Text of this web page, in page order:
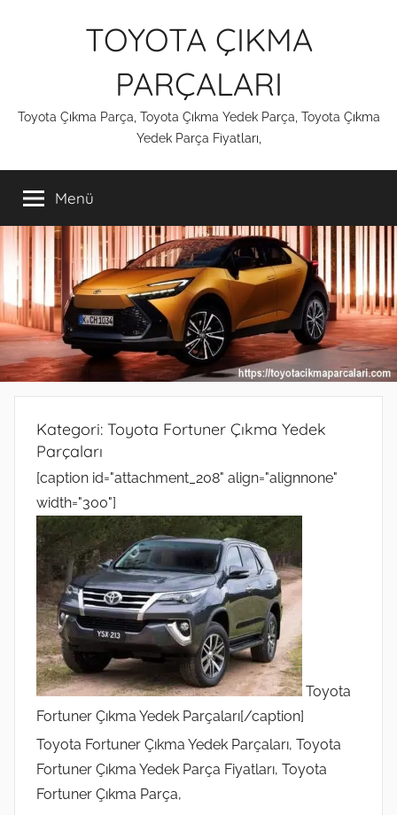
TOYOTA ÇIKMA
PARÇALARI
Toyota Çıkma Parça, Toyota Çıkma Yedek Parça, Toyota Çıkma
Yedek Parça Fiyatları,
Menü
Kategori: Toyota Fortuner Çıkma Yedek
Parçaları
[caption id="attachment_208" align="alignnone"
width="300"]
Toyota
Fortuner Çıkma Yedek Parçaları[/caption]
Toyota Fortuner Çıkma Yedek Parçaları, Toyota
Fortuner Çıkma Yedek Parça Fiyatları, Toyota
Fortuner Çıkma Parça,